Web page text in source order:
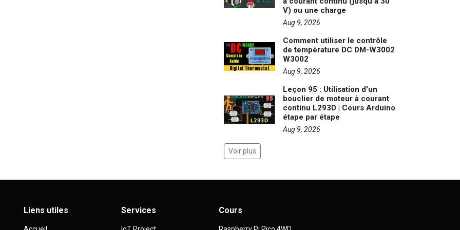
V) ou une charge
Aug 9, 2026
Comment utiliser le contrôle
de température DC DM-W3002
W3002
Aug 9, 2026
Leçon 95 : Utilisation d'un
bouclier de moteur à courant
continu L293D | Cours Arduino
étape par étape
Aug 9, 2026
Voir plus
Liens utiles Services Cours